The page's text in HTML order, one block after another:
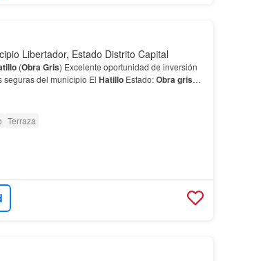
Libertador, Estado Distrito Capital
(ObraGris) ​Excelente oportunidad de inversión
seguras del municipio El HatilloEstado:Obragris
Terraza